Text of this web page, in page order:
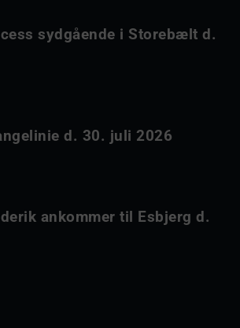
sydgående i Storebælt d.
d. 30. juli 2026
ankommer til Esbjerg d.